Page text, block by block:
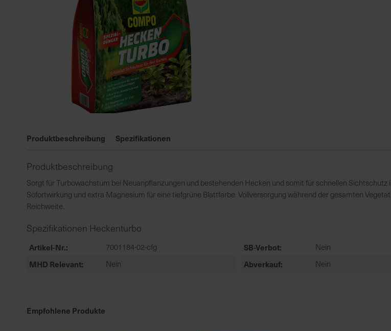
der
springen
Produktbeschreibung Spezifikationen
Produktbeschreibung
Sorgt für Turbowachstum bei Neuanpflanzungen und bestehenden Hecken und somit für schnellen Sichtschutz
Sofortwirkung und extra Magnesium für eine tiefgrüne Blattfarbe. Vollversorgung während der gesamten
Reichweite.
Spezifikationen Heckenturbo
Artikel-Nr. 7001184-02-cfg SB-Verbot Nein
MHD Relevant Nein Abverkauf Nein
Empfohlene Produkte